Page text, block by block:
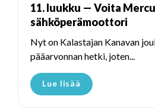
11. luukku — Voita
sähköperämoottori
Nyt on Kalastajan Kanavan
pääarvonnan hetki, joten...
Lue lisää